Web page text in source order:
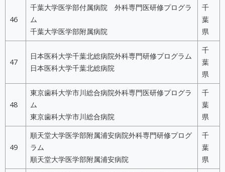
46
千葉大学医学部付属病院 外科専門医研修プログラ
ム
千葉大学医学部附属病院
千
葉
県
47
日本医科大学千葉北総病院外科専門研修プログラム
日本医科大学千葉北総病院
千
葉
県
48
東京歯科大学市川総合病院外科専門医研修プログラ
ム
東京歯科大学市川総合病院
千
葉
県
49
順天堂大学医学部附属浦安病院外科専門研修プログ
ラム
順天堂大学医学部附属浦安病院
千
葉
県